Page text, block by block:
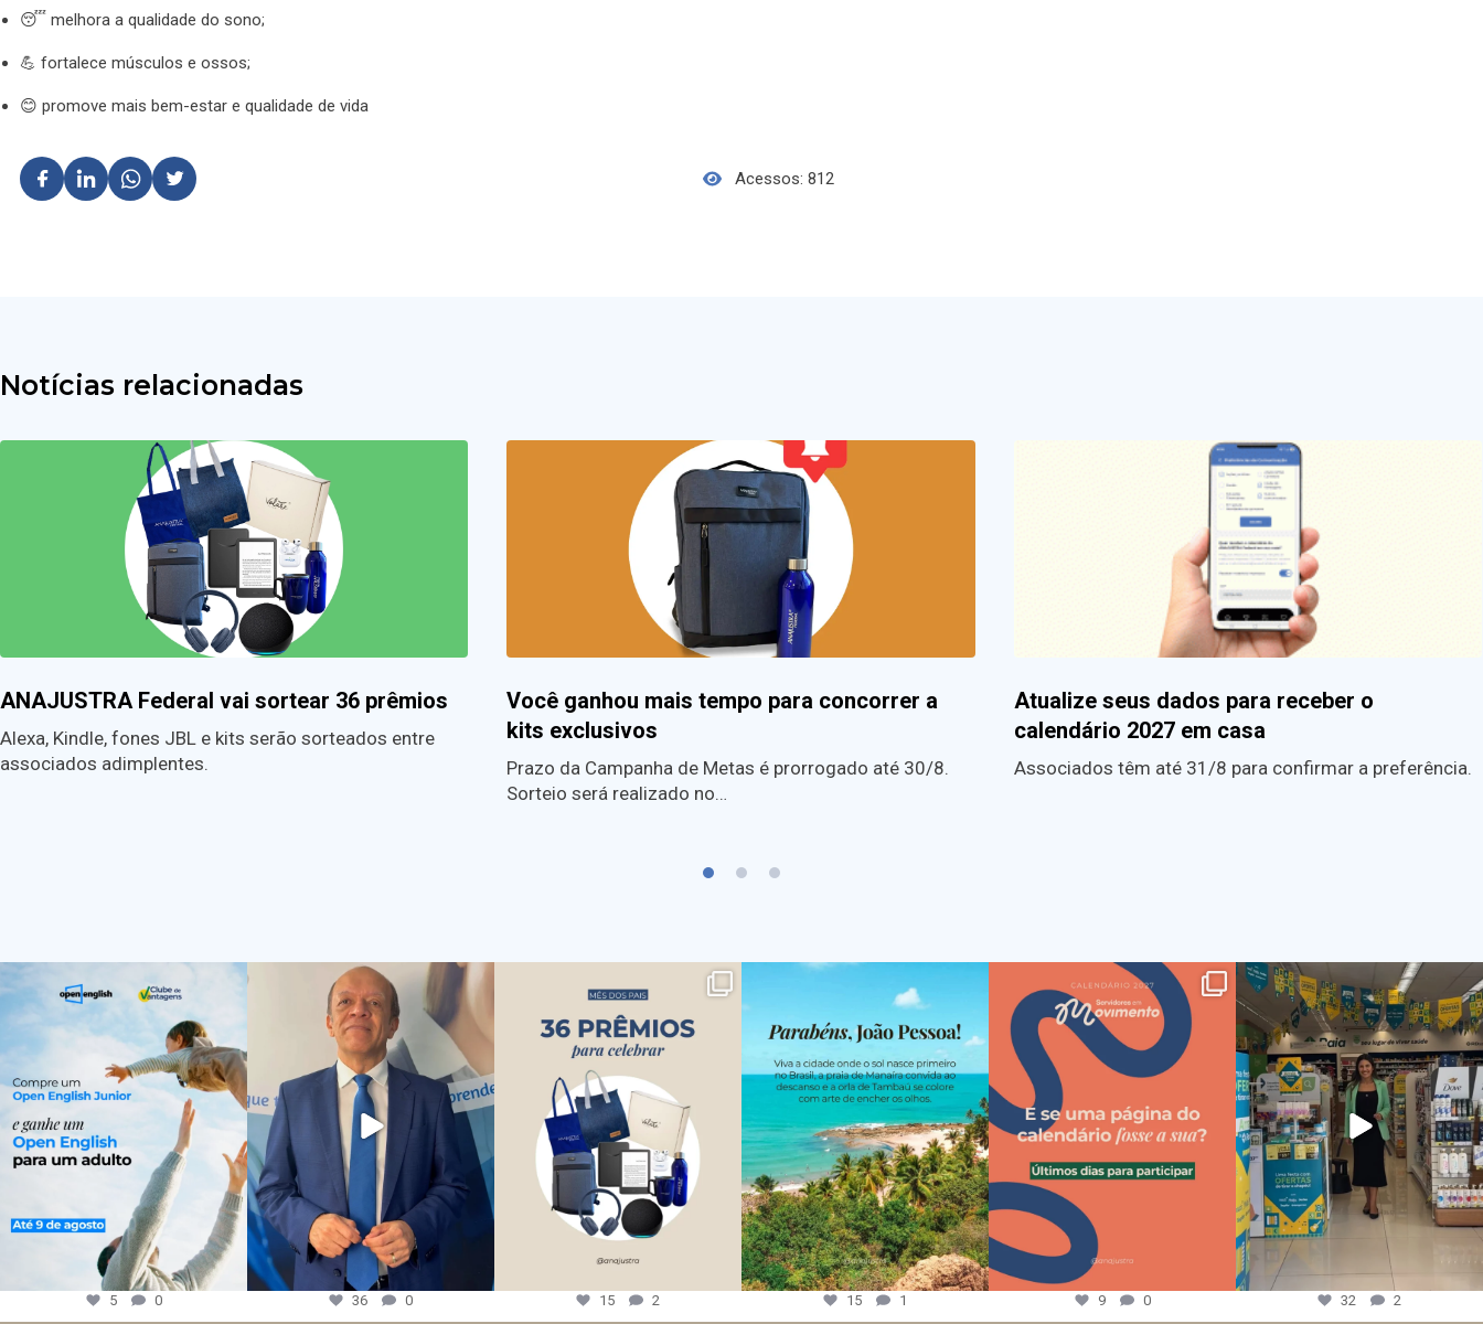
😴 melhora a qualidade do sono;
💪 fortalece músculos e ossos;
😊 promove mais bem-estar e qualidade de vida
Acessos: 812
Notícias relacionadas
ANAJUSTRA Federal vai sortear 36 prêmios
Alexa, Kindle, fones JBL e kits serão sorteados entre
associados adimplentes.
Você ganhou mais tempo para concorrer a
kits exclusivos
Prazo da Campanha de Metas é prorrogado até 30/8.
Sorteio será realizado no…
Atualize seus dados para receber o
calendário 2027 em casa
Associados têm até 31/8 para confirmar a preferência.
5 0 36 0 15 2 15 1 9 0 32 2